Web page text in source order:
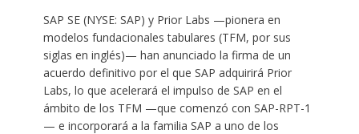
SAP SE (NYSE: SAP) y Prior Labs —pionera en
modelos fundacionales tabulares (TFM, por sus
siglas en inglés)— han anunciado la firma de un
acuerdo definitivo por el que SAP adquirirá Prior
Labs, lo que acelerará el impulso de SAP en el
ámbito de los TFM —que comenzó con SAP-RPT-1
— e incorporará a la familia SAP a uno de los